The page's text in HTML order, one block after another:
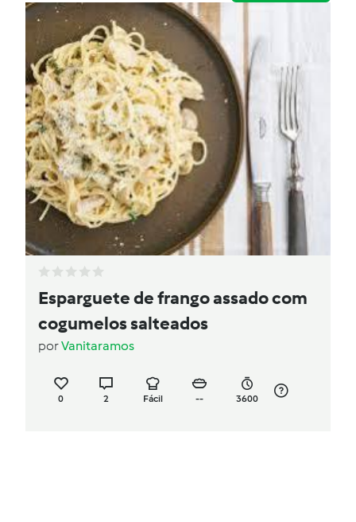
Esparguete de frango assado com
cogumelos salteados
porVanitaramos
0 2 Fácil -- 3600